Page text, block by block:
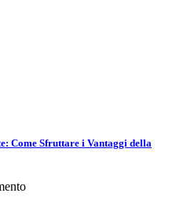
Come Sfruttare i Vantaggi della